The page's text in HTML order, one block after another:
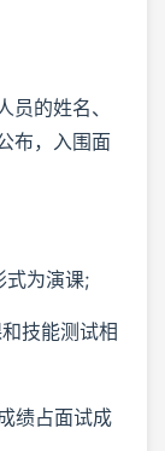
的姓名、
布，入围面
式为演课;
技能测试相
绩占面试成